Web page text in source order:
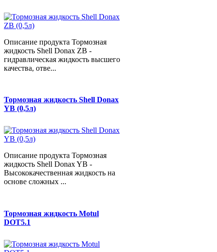
Описание продукта Тормозная
жидкость Shell Donax ZB -
гидравлическая жидкость высшего
качества, отве...
Тормозная жидкость Shell Donax
YB (0,5л)
Описание продукта Тормозная
жидкость Shell Donax YB -
Высококачественная жидкость на
основе сложных ...
Тормозная жидкость Motul
DOT5.1